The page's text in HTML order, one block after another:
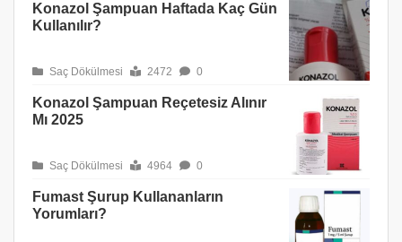
Konazol Şampuan Haftada Kaç Gün
Kullanılır?
Saç Dökülmesi 2472 0
Konazol Şampuan Reçetesiz Alınır
Mı 2025
Saç Dökülmesi 4964 0
Fumast Şurup Kullananların
Yorumları?